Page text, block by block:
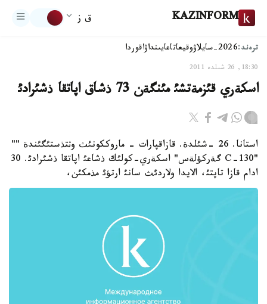
KAZINFORM ق ز
ترەند:2026-سايلاۋ وقيعاتاعايىنداۋاقوردا
18:30, 26 شىلدە 2011
اسكةري قئزمةتشئ مئنگةن 73 ذشاق اپاتقا ذشئرادئ
استانا. 26 -شئلدة. قازاقپارات - ماروككونئث وثتذستئگئندة ""
"C-130 گةركؤلةس" اسكةري-كولئك ذشاعئ اپاتقا ذشئرادئ. 30
ادام قازا تاپتئ، الايدا ولاردئث سانئ ارتؤئ مذمكئن،